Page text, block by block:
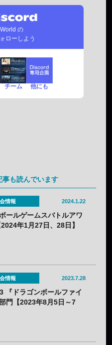
の
ローしよう
チーム 他にも
事も読んでいます
情報 2024.1.22
ールゲームスバトルアワ
年1月27日、28日】
情報 2023.7.28
『ドラゴンボールファイ
門【2023年8月5日～7